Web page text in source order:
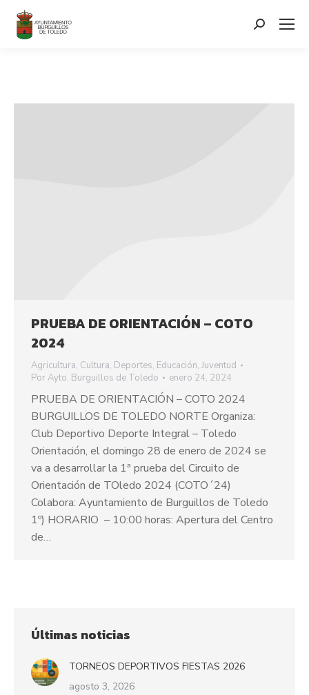
contenido
Search:
PRUEBA DE ORIENTACIÓN – COTO
2024
Agricultura, Cultura, Deportes, Educación, Juventud
PorAyto. Burguillos de Toledo enero 24, 2024
PRUEBA DE ORIENTACIÓN – COTO 2024
BURGUILLOS DE TOLEDO NORTE Organiza:
Club Deportivo Deporte Integral – Toledo
Orientación, el domingo 28 de enero de 2024 se
va a desarrollar la 1ª prueba del Circuito de
Orientación de TOledo 2024 (COTO´24)
Colabora: Ayuntamiento de Burguillos de Toledo
1º) HORARIO – 10:00 horas: Apertura del Centro
de…
Últimas noticias
TORNEOS DEPORTIVOS FIESTAS 2026
agosto 3, 2026